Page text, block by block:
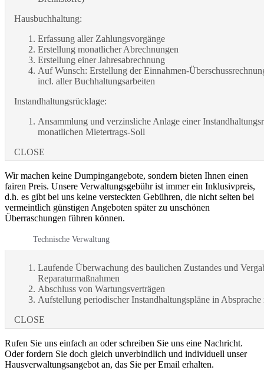
Hausbuchhaltung:
Erfassung aller Zahlungsvorgänge
Erstellung monatlicher Abrechnungen
Erstellung einer Jahresabrechnung
Auf Wunsch: Erstellung der Einnahmen-
incl. aller Buchhaltungsarbeiten
Instandhaltungsrücklage:
Ansammlung und verzinsliche Anlage einer
monatlichen Mietertrags-Soll
CLOSE
Wir machen keine Dumpingangebote, sondern bieten Ihnen einen
fairen Preis. Unsere Verwaltungsgebühr ist immer ein Inklusivpreis,
d.h. es gibt bei uns keine versteckten Gebühren, die nicht selten bei
vermeintlich günstigen Angeboten später zu unschönen
Überraschungen führen können.
Technische Verwaltung
Laufende Überwachung des baulichen Zustandes und
Reparaturmaßnahmen
Abschluss von Wartungsverträgen
Aufstellung periodischer Instandhaltungspläne in
CLOSE
Rufen Sie uns einfach an oder schreiben Sie uns eine Nachricht.
Oder fordern Sie doch gleich unverbindlich und individuell unser
Hausverwaltungsangebot an, das Sie per Email erhalten.